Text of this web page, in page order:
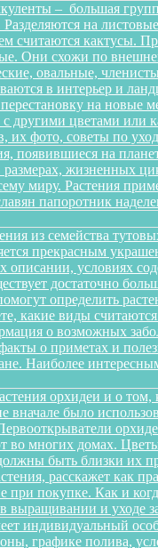
– большая
Разделяются на
считаются кактусы.
Они схожи по
овальные,
в интерьер и
на новые
другими цветами или
их фото, советы по
появившиеся на
жизненных
миру. Растения
папоротник
из семейства
прекрасным
условиях
достаточно
определить
какие виды
о возможных
о приметах и
Наиболее
орхидеи и о
вначале было
многих домах.
быть близки их
расскажет как
при покупке. Как и
выращивании и уходе
индивидуальный
графике полива,